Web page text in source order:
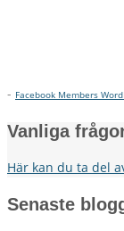
- Facebook Members
Vanliga
Här kan du ta del
Senaste